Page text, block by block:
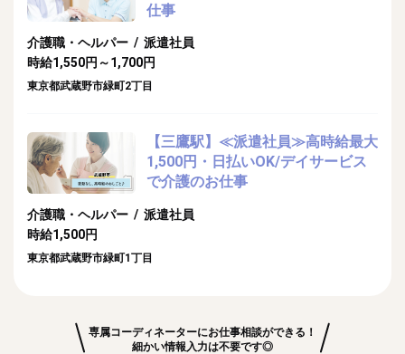
仕事
介護職・ヘルパー / 派遣社員
時給1,550円～1,700円
東京都武蔵野市緑町2丁目
【三鷹駅】≪派遣社員≫高時給最大
1,500円・日払いOK/デイサービス
で介護のお仕事
介護職・ヘルパー / 派遣社員
時給1,500円
東京都武蔵野市緑町1丁目
専属コーディネーターにお仕事相談ができる！
細かい情報入力は不要です◎